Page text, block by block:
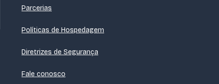
Parcerias
Políticas de Hospedagem
Diretrizes de Segurança
Fale conosco